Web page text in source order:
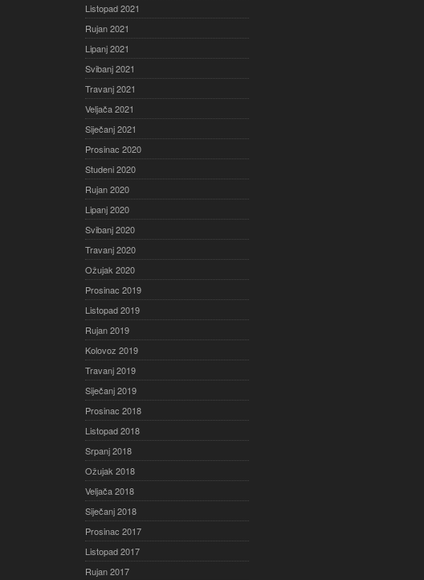
Listopad 2021
Rujan 2021
Lipanj 2021
Svibanj 2021
Travanj 2021
Veljača 2021
Siječanj 2021
Prosinac 2020
Studeni 2020
Rujan 2020
Lipanj 2020
Svibanj 2020
Travanj 2020
Ožujak 2020
Prosinac 2019
Listopad 2019
Rujan 2019
Kolovoz 2019
Travanj 2019
Siječanj 2019
Prosinac 2018
Listopad 2018
Srpanj 2018
Ožujak 2018
Veljača 2018
Siječanj 2018
Prosinac 2017
Listopad 2017
Rujan 2017